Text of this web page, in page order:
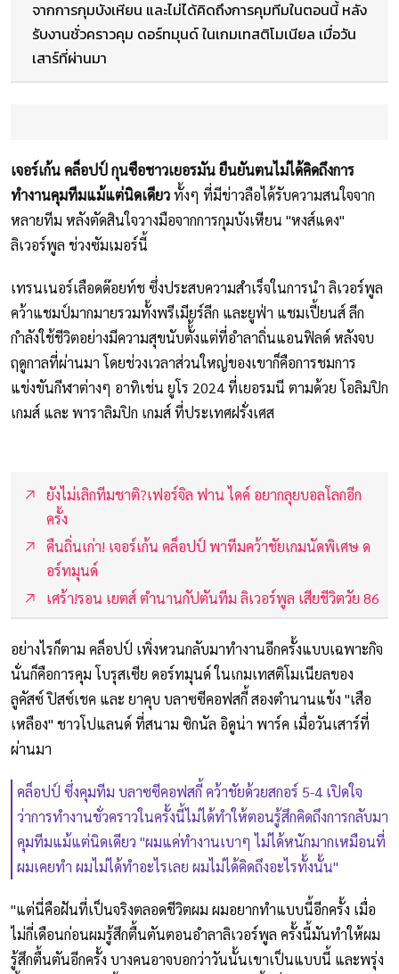
จากการกุมบังเหียน และไม่ได้คิดถึงการคุมทีมในตอนนี้ หลัง
รับงานชั่วคราวคุม ดอร์ทมุนด์ ในเกมเทสติโมเนียล เมื่อวัน
เสาร์ที่ผ่านมา
เจอร์เก้น คล็อปป์ กุนซือชาวเยอรมัน ยืนยันตนไม่ได้คิดถึงการ
ทำงานคุมทีมแม้แต่นิดเดียวทั้งๆ ที่มีข่าวลือได้รับความสนใจจาก
หลายทีม หลังตัดสินใจวางมือจากการกุมบังเหียน "หงส์แดง"
ลิเวอร์พูล ช่วงซัมเมอร์นี้
เทรนเนอร์เลือดด๊อยท์ช ซึ่งประสบความสำเร็จในการนำ ลิเวอร์พูล
คว้าแชมป์มากมายรวมทั้งพรีเมียร์ลีก และยูฟ่า แชมเปี้ยนส์ ลีก
กำลังใช้ชีวิตอย่างมีความสุขนับตั้้งแต่ที่อำลาถิ่นแอนฟิลด์ หลังจบ
ฤดูกาลที่ผ่านมา โดยช่วงเวลาส่วนใหญ่ของเขาก็คือการชมการ
แข่งขันกีฬาต่างๆ อาทิเช่น ยูโร 2024 ที่เยอรมนี ตามด้วย โอลิมปิก
เกมส์ และ พาราลิมปิก เกมส์ ที่ประเทศฝรั่งเศส
ยังไม่เลิกทีมชาติ?เฟอร์จิล ฟาน ไดค์ อยากลุยบอลโลกอีก
ครั้ง
คืนถิ่นเก่า! เจอร์เก้น คล็อปป์ พาทีมคว้าชัยเกมนัดพิเศษ ด
อร์ทมุนด์
เศร้า!รอน เยตส์ ตำนานกัปตันทีม ลิเวอร์พูล เสียชีวิตวัย 86
อย่างไรก็ตาม คล็อปป์ เพิ่งหวนกลับมาทำงานอีกครั้งแบบเฉพาะกิจ
นั่นก็คือการคุม โบรุสเซีย ดอร์ทมุนด์ ในเกมเทสติโมเนียลของ
ลูคัสซ์ ปิสซ์เชค และ ยาคุบ บลาซซีคอฟสกี้ สองตำนานแข้ง "เสือ
เหลือง" ชาวโปแลนด์ ที่สนาม ซิกนัล อิดูน่า พาร์ค เมื่อวันเสาร์ที่
ผ่านมา
คล็อปป์ ซึ่งคุมทีม บลาซซีคอฟสกี้ คว้าชัยด้วยสกอร์ 5-4 เปิดใจ
ว่าการทำงานชั่วคราวในครั้งนี้ไม่ได้ทำให้ตอนรู้สึกคิดถึงการกลับมา
คุมทีมแม้แต่นิดเดียว "ผมแค่ทำงานเบาๆ ไม่ได้หนักมากเหมือนที่
ผมเคยทำ ผมไม่ได้ทำอะไรเลย ผมไม่ได้คิดถึงอะไรทั้งนั้น"
"แต่นี่คือฝันที่เป็นจริงตลอดชีวิตผม ผมอยากทำแบบนี้อีกครั้ง เมื่อ
ไม่กี่เดือนก่อนผมรู้สึกตื้นตันตอนอำลาลิเวอร์พูล ครั้งนี้มันทำให้ผม
รู้สึกตื้นตันอีกครั้ง บางคนอาจบอกว่าวันนั้นเขาเป็นแบบนี้ และพรุ่ง